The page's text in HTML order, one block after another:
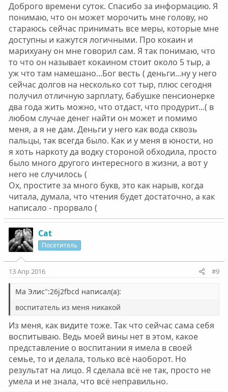
определяется,первое 3-4 недели и тест надо покупать
на 5 видов наркотиков,простой на травку не подойдёт.
Моё мнение:он просто морочит вам голову и тянет
время
Доброго времени суток. Спасибо за информацию. Я
понимаю, что он может морочить мне голову, но
стараюсь сейчас принимать все меры, которые мне
доступны и кажутся логичными. Про кокаин и
марихуану он мне говорил сам. Я так понимаю, что
то что он называет кокаином стоит около 5 тыр, а
уж что там намешано...Бог весть ( деньги...ну у него
сейчас долгов на несколько сот тыр, плюс сегодня
получил отличную зарплату, бабушке пенсионерке
два года жить можно, что отдаст, что продурит...( в
любом случае денег найти он может и помимо
меня, а я не дам. Деньги у него как вода сквозь
пальцы, так всегда было. Как и у меня в юности, но
я хоть наркоту да водку стороной обходила, просто
было много другого интересного в жизни, а вот у
него не случилось (
Ох, простите за много букв, это как нарыв, когда
читала, думала, что чтения будет достаточно, а как
написало - прорвало (
Cat
Посетитель
13 Апр 2016 #9
Ма Элис":26j2fbcd написал(а):
воспитатель из меня никакой
Из меня, как видите тоже. Так что сейчас сама себя
воспитываю. Ведь моей вины нет в этом, какое
представление о воспитании я имела в своей
семье, то и делала, только всё наоборот. Но
результат на лицо. Я сделала всё не так, просто не
умела и не знала, что всё неправильно.